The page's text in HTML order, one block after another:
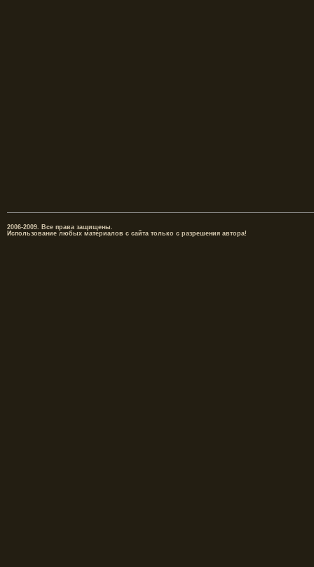
2006-2009. Все права защищены.
Использование любых материалов с сайта только с разрешения автора!